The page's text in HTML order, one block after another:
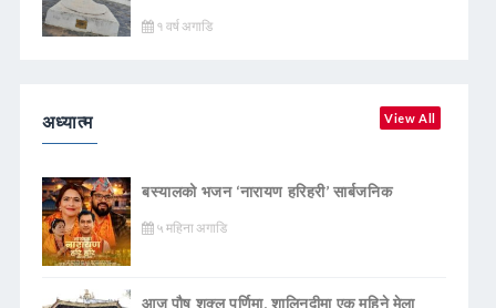
१ वर्ष अगाडि
अध्यात्म View All
बस्यालको भजन ‘नारायण हरिहरी’ सार्बजनिक
५ महिना अगाडि
आज पौष शुक्ल पूर्णिमा, शालिनदीमा एक महिने मेला